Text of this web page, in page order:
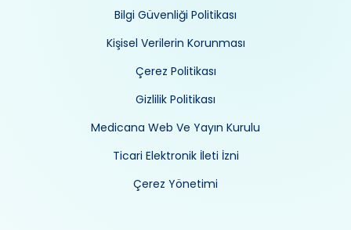
Bilgi Güvenliği Politikası
Kişisel Verilerin Korunması
Çerez Politikası
Gizlilik Politikası
Medicana Web Ve Yayın Kurulu
Ticari Elektronik İleti İzni
Çerez Yönetimi